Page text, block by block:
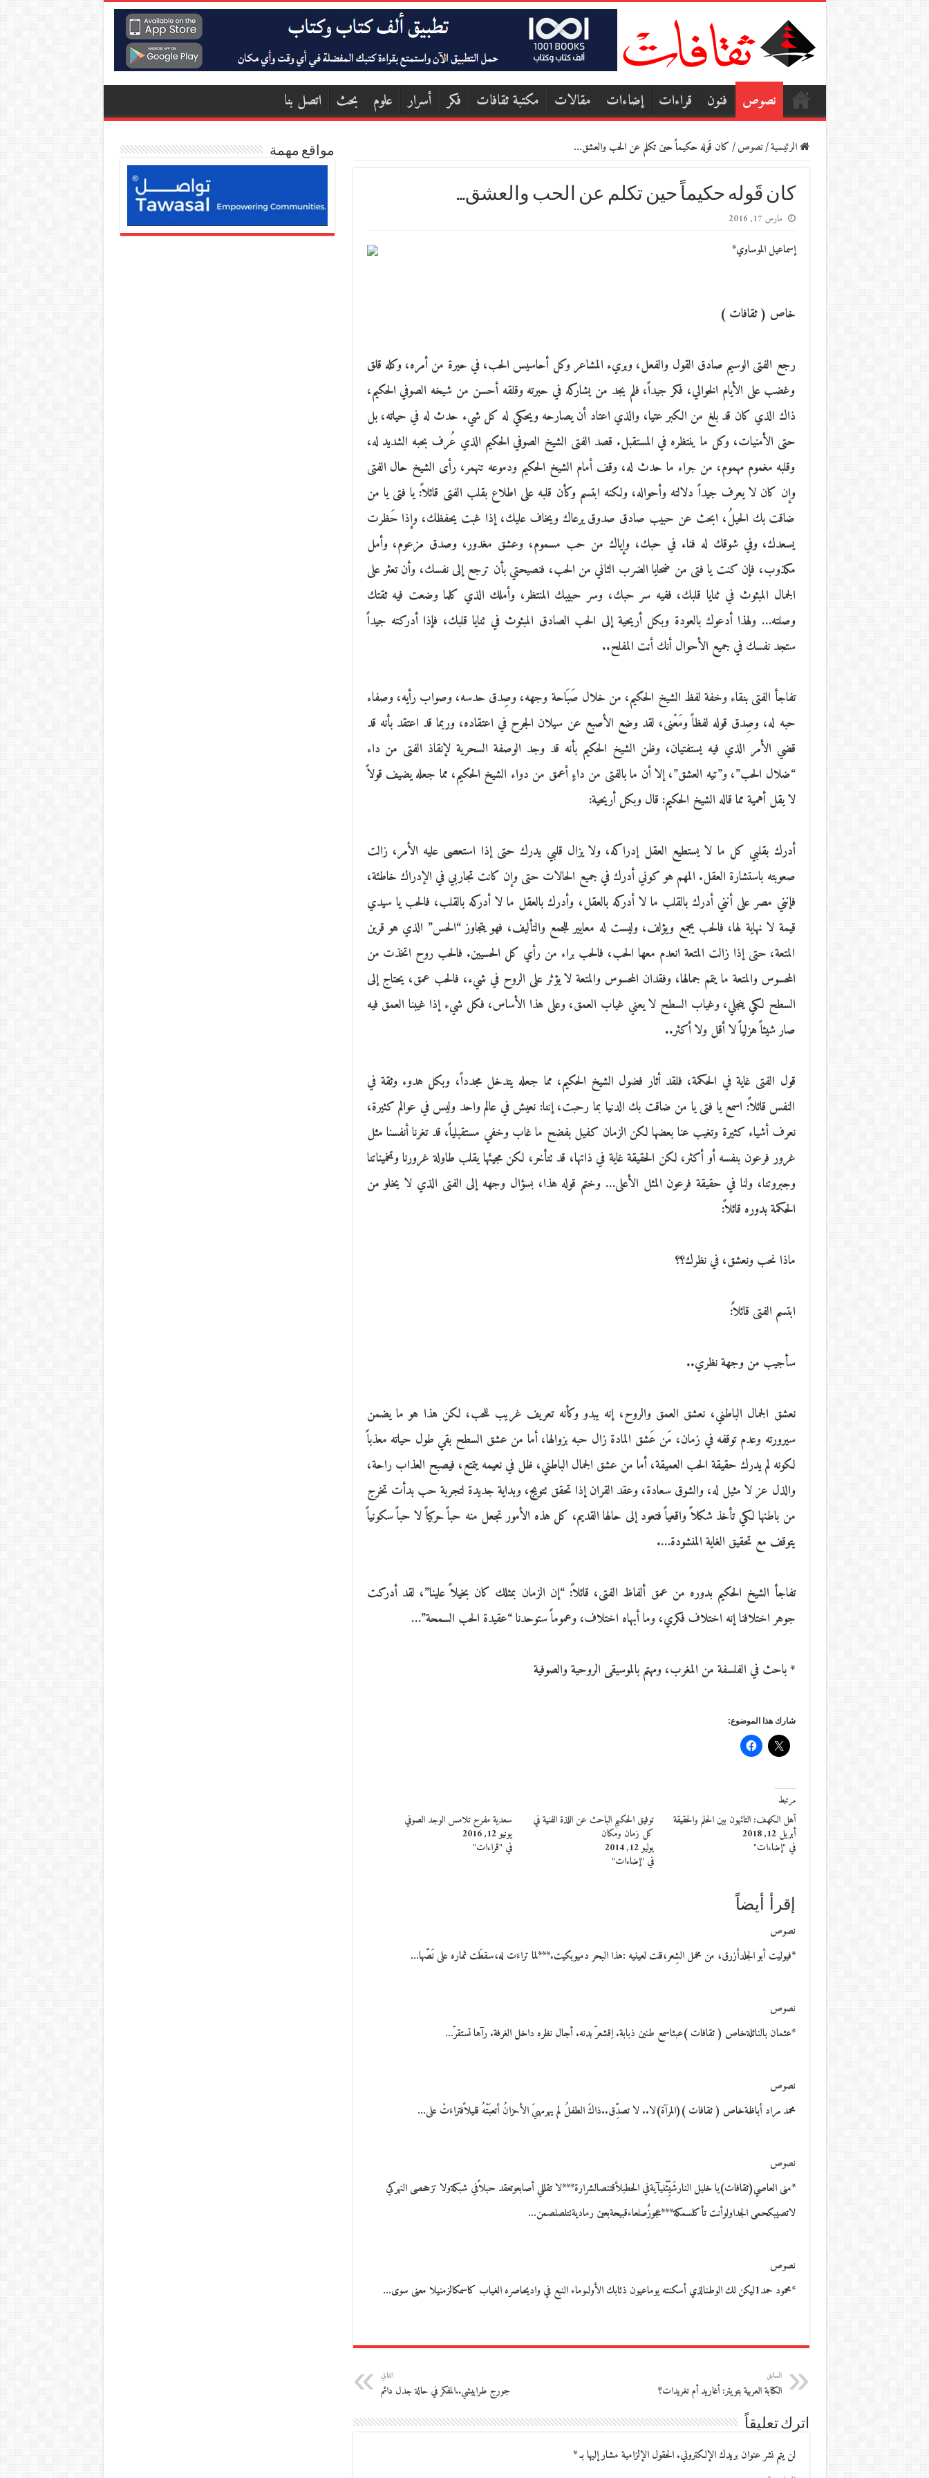
نصوص فنون قراءات إضاءات مقالات مكتبة ثقافات فكر أسرار علوم بحث اتصل بنا
الرئيسية/نصوص/كان قَوله حكيماً حين تكلم عن الحب والعشق…
كان قَوله حكيماً حين تكلم عن الحب والعشق…
مارس 17, 2016
إسماعيل الموساوي*
خاص ( ثقافات )
رجع الفتى الوسيم صادق القول والفعل، وبريء المشاعر وكل أحاسيس الحب، في حيرة من أمره، وكله قلق
وغضب على الأيام الخوالي، فكر جيداً، فلم يجد من يشاركه في حيرته وقلقه أحسن من شيخه الصوفي الحكيم،
ذاك الذي كان قد بلغ من الكبر عتيا، والذي اعتاد أن يصارحه ويحكي له كل شيء حدث له في حياته، بل
حتى الأمنيات، وكل ما ينتظره في المستقبل. قصد الفتى الشيخ الصوفي الحكيم الذي عُرف بحبه الشديد له،
وقلبه مغموم مهموم، من جراء ما حدث له، وقف أمام الشيخ الحكيم ودموعه تنهمر، رأى الشيخ حال الفتى
وإن كان لا يعرف جيداً دلالته وأحواله، ولكنه ابتسم وكأن قلبه على اطلاع بقلب الفتى قائلاً: يا فتى يا من
ضاقت بك الحيلُ، ابحث عن حبيب صادق صدوق يرعاك ويخاف عليك، إذا غبت يحفظك، وإذا حَظرت
يسعدك، وفي شوقك له فناء في حبك، وإياك من حب مسموم، وعشق مغدور، وصدق مزعوم، وأمل
مكذوب، فإن كنت يا فتى من ضحايا الضرب الثاني من الحب، فنصيحتي بأن ترجع إلى نفسك، وأن تعثر على
الجمال المبثوث في ثنايا قلبك، ففيه سر حبك، وسر حبيبك المنتظر، وأملك الذي كلما وضعت فيه ثقتك
وصلته… ولهذا أدعوك بالعودة وبكل أريحية إلى الحب الصادق المبثوث في ثنايا قلبك، فإذا أدركته جيداً
ستجد نفسك في جميع الأحوال أنك أنت المفلح..
تفاجأ الفتى بنقاء وخفة لفظ الشيخ الحكيم، من خلال صَبَاحة وجهه، وصِدق حدسه، وصواب رأيه، وصفاء
حبه له، وصِدق قوله لفظاً ومَعْنى، لقد وضع الأصبع عن سيلان الجرح في اعتقاده، وربما قد اعتقد بأنه قد
قضي الأمر الذي فيه يستفتيان، وظن الشيخ الحكيم بأنه قد وجد الوصفة السحرية لإنقاذ الفتى من داء
“ضلال الحب”، و”تيه العشق”، إلا أن ما بالفتى من داءٍ أعمق من دواء الشيخ الحكيم، مما جعله يضيف قولاً
لا يقل أهمية مما قاله الشيخ الحكيم: قال وبكل أريحية:
أدرك بقلبي كل ما لا يستطيع العقل إدراكه، ولا يزال قلبي يدرك حتى إذا استعصى عليه الأمر، زالت
صعوبته باستشارة العقل. المهم هو كوني أدرك في جميع الحالات حتى وإن كانت تجاربي في الإدراك خاطئة،
فإنني مصر على أنني أدرك بالقلب ما لا أدركه بالعقل، وأدرك بالعقل ما لا أدركه بالقلب، فالحب يا سيدي
قيمة لا نهاية لها، فالحب يجمع ويؤلف، وليست له معايير للجمع والتأليف، فهو يتجاوز “الحس” الذي هو قرين
المتعة، حتى إذا زالت المتعة انعدم معها الحب، فالحب براء من رأي كل الحسيين. فالحب روح اتخذت من
المحسوس والمتعة ما يتمم جمالها، وفقدان المحسوس والمتعة لا يؤثر على الروح في شيء، فالحب عمق، يحتاج إلى
السطح لكي ينجلي، وغياب السطح لا يعني غياب العمق، وعلى هذا الأساس، فكل شيء إذا غيبنا العمق فيه
صار شيئاً هزلياً لا أقل ولا أكثر..
قول الفتى غاية في الحكمة، فلقد أثار فضول الشيخ الحكيم، مما جعله يتدخل مجدداً، وبكل هدوء وثقة في
النفس قائلاً: اسمع يا فتى يا من ضاقت بك الدنيا بما رحبت، إننا: نعيش في عالم واحد وليس في عوالم كثيرة،
نعرف أشياء كثيرة وتغيب عنا بعضها لكن الزمان كفيل بفضح ما غاب وخفي مستقبلياً، قد تغرنا أنفسنا مثل
غرور فرعون بنفسه أو أكثر، لكن الحقيقة غاية في ذاتها، قد تتأخر، لكن مجيئها يقلب طاولة غرورنا وتخميناتنا
وجبروتنا، ولنا في حقيقة فرعون المثل الأعلى… وختم قوله هذا، بسؤال وجهه إلى الفتى الذي لا يخلو من
الحكمة بدوره قائلاً:
ماذا نحب ونعشق، في نظرك؟؟
ابتسم الفتى قائلاً:
سأجيب من وجهة نظري..
نعشق الجمال الباطني، نعشق العمق والروح، إنه يبدو وكأنه تعريف غريب للحب، لكن هذا هو ما يضمن
سيرورته وعدم توقفه في زمان، مَن عَشق المادة زال حبه بزوالها، أما من عشق السطح بقي طول حياته معذباً
لكونه لم يدرك حقيقة الحب العميقة، أما من عشق الجمال الباطني، ظل في نعيمه يتمتع، فيصبح العذاب راحة،
والذل عز لا مثيل له، والشوق سعادة، وعقد القران إذا تحقق تتويج، وبداية جديدة لتجربة حب بدأت تخرج
من باطنها لكي تأخذ شكلاً واقعياً فتعود إلى حالها القديم، كل هذه الأمور تجعل منه حباً حركياً لا حباً سكونياً
يتوقف مع تحقيق الغاية المنشودة….
تفاجأ الشيخ الحكيم بدوره من عمق ألفاظ الفتى، قائلاً: “إن الزمان بمثلك كان بخيلاً علينا”، لقد أدركت
جوهر اختلافنا إنه اختلاف فكري، وما أبهاه اختلاف، وعموماً ستوحدنا “عقيدة الحب السمحة”…
* باحث في الفلسفة من المغرب، ومهتم بالموسيقى الروحية والصوفية
شارك هذا الموضوع:
مرتبط
أهل الكهف: التائهون بين الحلم والحقيقة
أبريل 12, 2018
في "إضاءات"
توفيق الحكيم الباحث عن اللذة الفنية في
كل زمان ومكان
يوليو 12, 2014
في "إضاءات"
سعدية مفرح تلامس الوجد الصوفي
يونيو 12, 2016
في "قراءات"
إقرأ أيضاً
نصوص
*فيوليت أبو الجلدأزرق، من مخمل الشِعر،قلت لعينيه :هذا البحر دميوبكيت.***لما تراءَت له،سقطَت ثماره على نَصّها…
نصوص
*عثمان بالنائلةخاص ( ثقافات )عبثاسمع طنين ذبابة. اِقشعرّ بدنه. أجال نظره داخل الغرفة. رآها تستقرّ…
نصوص
محمد مراد أباظةخاص ( ثقافات )(المرآة)لا.. لا تصدِّق..ذاكَ الطفلُ لم يهرمهيَ الأحزانُ أتعبَتْهُ قليلاًفتراءَتْ على…
نصوص
*منى العاصي(ثقافات)يا خليل النارشَيِّئْنيآيةفي الحطبلأقتنصالشرارة***لا تقللي أصابعوتعقد حبلاًفي شبكةولا تزححصى النهركي
لاتصيبكحمى الجداولوأنت تأكلسمكة***عجوزٌصلعاءقبيحةبعين رماديةتتلصلصمن…
نصوص
*محمود حمد1ليكن لك الوطنالذي أسكنته يوماعيون ذئابك الأولىوماء النبع في واديحاصره الغياب كاسمكالزمنيلا معنى سوى…
السابق
الكتابة العربية بتويتر: أغاريد أم تغريدات؟
التالي
جورج طرابيشي..المفكر في حالة جدل دائم
اترك تعليقاً
لن يتم نشر عنوان بريدك الإلكتروني. الحقول الإلزامية مشار إليها بـ*
مواقع مهمة